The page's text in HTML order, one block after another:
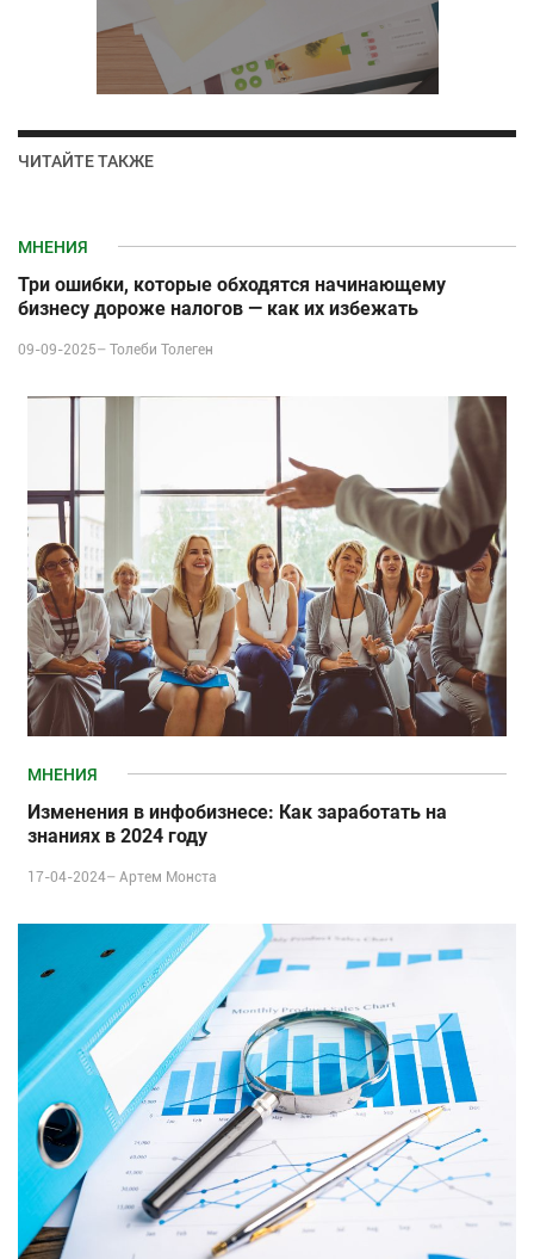
ЧИТАЙТЕ ТАКЖЕ
МНЕНИЯ
Три ошибки, которые обходятся начинающему
бизнесу дороже налогов — как их избежать
09-09-2025– Толеби Толеген
МНЕНИЯ
Изменения в инфобизнесе: Как заработать на
знаниях в 2024 году
17-04-2024–Артем Монста